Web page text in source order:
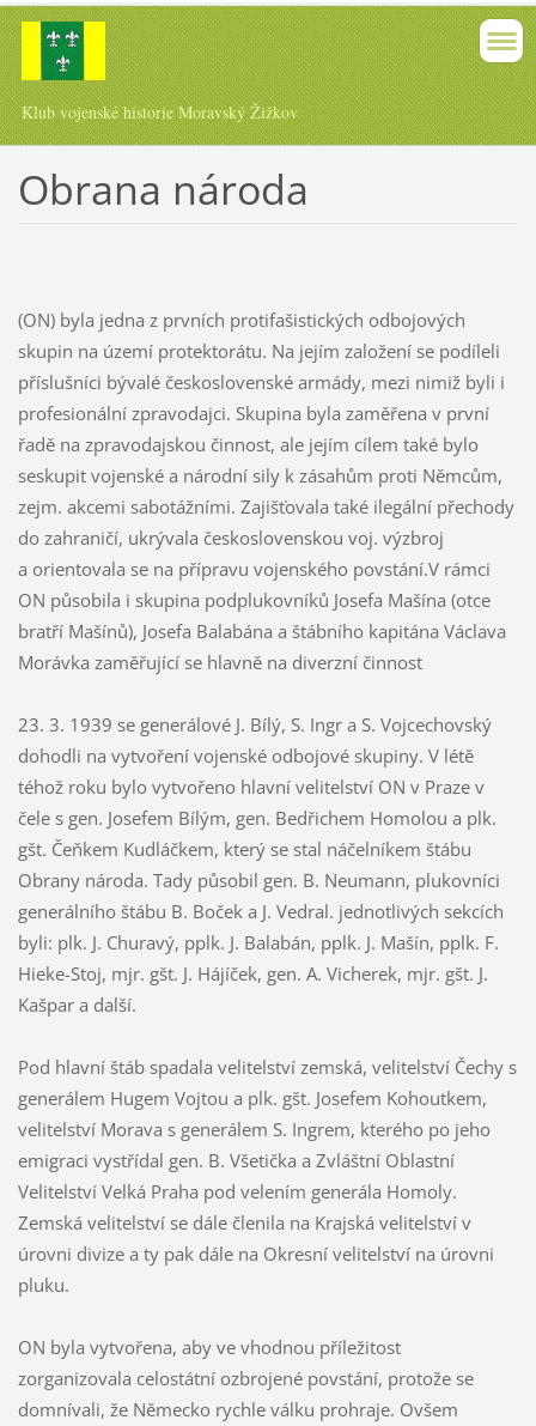
Klub vojenské historie Moravský Žižkov
Obrana národa
(ON) byla jedna z prvních protifašistických odbojových
skupin na území protektorátu. Na jejím založení se podíleli
příslušníci bývalé československé armády, mezi nimiž byli i
profesionální zpravodajci. Skupina byla zaměřena v první
řadě na zpravodajskou činnost, ale jejím cílem také bylo
seskupit vojenské a národní sily k zásahům proti Němcům,
zejm. akcemi sabotážními. Zajišťovala také ilegální přechody
do zahraničí, ukrývala československou voj. výzbroj
a orientovala se na přípravu vojenského povstání.V rámci
ON působila i skupina podplukovníků Josefa Mašína (otce
bratří Mašínů), Josefa Balabána a štábního kapitána Václava
Morávka zaměřující se hlavně na diverzní činnost
23. 3. 1939 se generálové J. Bílý, S. Ingr a S. Vojcechovský
dohodli na vytvoření vojenské odbojové skupiny. V létě
téhož roku bylo vytvořeno hlavní velitelství ON v Praze v
čele s gen. Josefem Bílým, gen. Bedřichem Homolou a plk.
gšt. Čeňkem Kudláčkem, který se stal náčelníkem štábu
Obrany národa. Tady působil gen. B. Neumann, plukovníci
generálního štábu B. Boček a J. Vedral. jednotlivých sekcích
byli: plk. J. Churavý, pplk. J. Balabán, pplk. J. Mašín, pplk. F.
Hieke-Stoj, mjr. gšt. J. Hájíček, gen. A. Vicherek, mjr. gšt. J.
Kašpar a další.
Pod hlavní štáb spadala velitelství zemská, velitelství Čechy s
generálem Hugem Vojtou a plk. gšt. Josefem Kohoutkem,
velitelství Morava s generálem S. Ingrem, kterého po jeho
emigraci vystřídal gen. B. Všetička a Zvláštní Oblastní
Velitelství Velká Praha pod velením generála Homoly.
Zemská velitelství se dále členila na Krajská velitelství v
úrovni divize a ty pak dále na Okresní velitelství na úrovni
pluku.
ON byla vytvořena, aby ve vhodnou příležitost
zorganizovala celostátní ozbrojené povstání, protože se
domnívali, že Německo rychle válku prohraje. Ovšem